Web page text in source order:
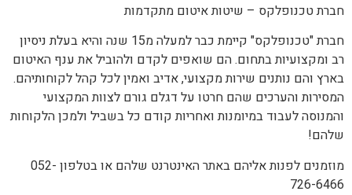
חברת טכנופלקס – שיטות איטום מתקדמות
חברת "טכנופלקס" קיימת כבר למעלה מ15 שנה והיא בעלת ניסיון
רב ומקצועיות בתחום. הם שואפים לקדם ולהוביל את ענף האיטום
בארץ והם נותנים שירות מקצועי, אדיב ואמין לכל קהל לקוחותיהם.
המסירות והערכים שהם חרטו על דגלם גורם לצוות המקצועי
והמנוסה לעבוד במיומנות ואחריות קודם כל בשביל ולמכן הלקוחות
שלהם!
מוזמנים לפנות אליהם באתר האינטרנט שלהם או בטלפון 052-
726-6466